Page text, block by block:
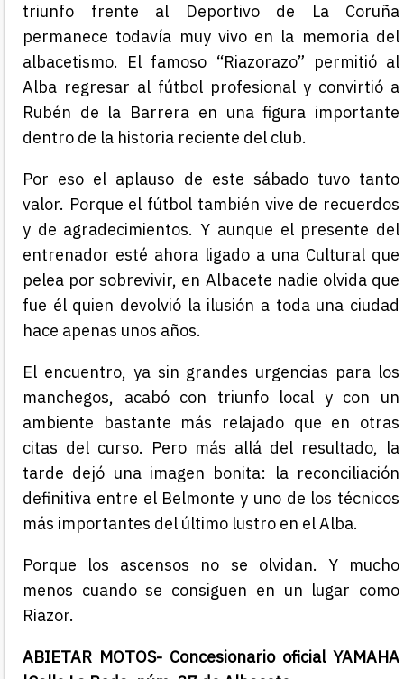
triunfo frente al
Deportivo de La Coruña
permanece todavía muy vivo en la memoria del
albacetismo. El famoso “Riazorazo” permitió al
Alba regresar al fútbol profesional y convirtió a
Rubén de la Barrera en una figura importante
dentro de la historia reciente del club.
Por eso el aplauso de este sábado tuvo tanto
valor. Porque el fútbol también vive de recuerdos
y de agradecimientos. Y aunque el presente del
entrenador esté ahora ligado a una Cultural que
pelea por sobrevivir, en Albacete nadie olvida que
fue él quien devolvió la ilusión a toda una ciudad
hace apenas unos años.
El encuentro, ya sin grandes urgencias para los
manchegos, acabó con triunfo local y con un
ambiente bastante más relajado que en otras
citas del curso. Pero más allá del resultado, la
tarde dejó una imagen bonita: la reconciliación
definitiva entre el Belmonte y uno de los técnicos
más importantes del último lustro en el Alba.
Porque los ascensos no se olvidan. Y mucho
menos cuando se consiguen en un lugar como
Riazor.
ABIETAR MOTOS- Concesionario oficial YAMAHA